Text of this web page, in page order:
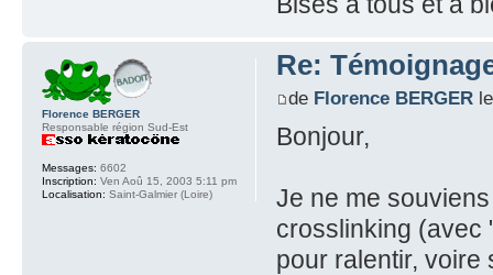
Re:
de Florence BERGERle
Bonjour,
Je ne me
crosslinking (avec
pour ralentir, voire
Florence BERGER
Responsable région Sud-Est
Messages: 6602
Inscription: Ven Aoû 15, 2003 5:11 pm
Localisation: Saint-Galmier (Loire)